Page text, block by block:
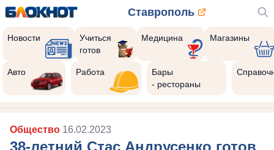
Ставрополь
Новости
Учиться
готов
Медицина Магазины
Авто Работа
Бары
- рестораны
Общество 16.02.2023
38-летний Стас Андрусенко готов